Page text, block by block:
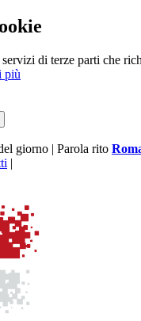
di terze parti che
più
giorno | Parola rito
|